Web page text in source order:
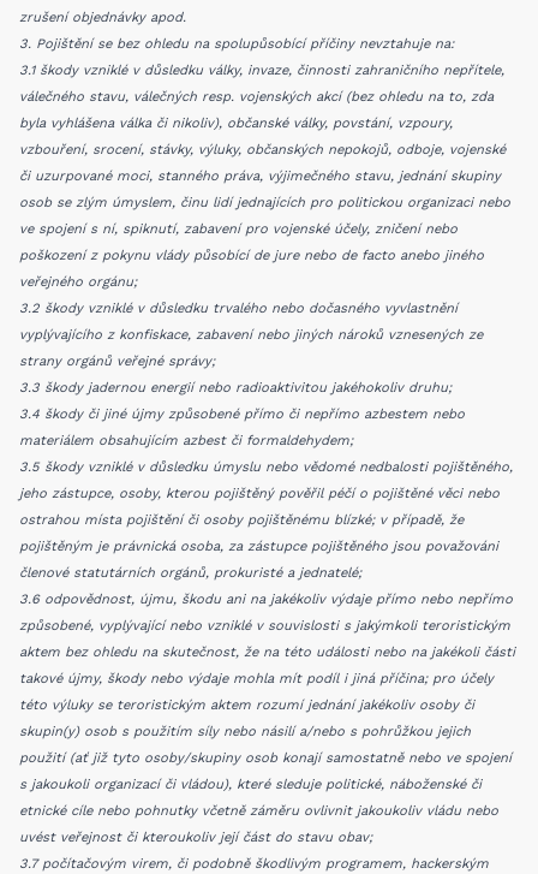
zrušení objednávky apod.
3. Pojištění se bez ohledu na spolupůsobící příčiny nevztahuje na:
3.1 škody vzniklé v důsledku války, invaze, činnosti zahraničního nepřítele,
válečného stavu, válečných resp. vojenských akcí (bez ohledu na to, zda
byla vyhlášena válka či nikoliv), občanské války, povstání, vzpoury,
vzbouření, srocení, stávky, výluky, občanských nepokojů, odboje, vojenské
či uzurpované moci, stanného práva, výjimečného stavu, jednání skupiny
osob se zlým úmyslem, činu lidí jednajících pro politickou organizaci nebo
ve spojení s ní, spiknutí, zabavení pro vojenské účely, zničení nebo
poškození z pokynu vlády působící de jure nebo de facto anebo jiného
veřejného orgánu;
3.2 škody vzniklé v důsledku trvalého nebo dočasného vyvlastnění
vyplývajícího z konfiskace, zabavení nebo jiných nároků vznesených ze
strany orgánů veřejné správy;
3.3 škody jadernou energií nebo radioaktivitou jakéhokoliv druhu;
3.4 škody či jiné újmy způsobené přímo či nepřímo azbestem nebo
materiálem obsahujícím azbest či formaldehydem;
3.5 škody vzniklé v důsledku úmyslu nebo vědomé nedbalosti pojištěného,
jeho zástupce, osoby, kterou pojištěný pověřil péčí o pojištěné věci nebo
ostrahou místa pojištění či osoby pojištěnému blízké; v případě, že
pojištěným je právnická osoba, za zástupce pojištěného jsou považováni
členové statutárních orgánů, prokuristé a jednatelé;
3.6 odpovědnost, újmu, škodu ani na jakékoliv výdaje přímo nebo nepřímo
způsobené, vyplývající nebo vzniklé v souvislosti s jakýmkoli teroristickým
aktem bez ohledu na skutečnost, že na této události nebo na jakékoli části
takové újmy, škody nebo výdaje mohla mít podíl i jiná příčina; pro účely
této výluky se teroristickým aktem rozumí jednání jakékoliv osoby či
skupin(y) osob s použitím síly nebo násilí a/nebo s pohrůžkou jejich
použití (ať již tyto osoby/skupiny osob konají samostatně nebo ve spojení
s jakoukoli organizací či vládou), které sleduje politické, náboženské či
etnické cíle nebo pohnutky včetně záměru ovlivnit jakoukoliv vládu nebo
uvést veřejnost či kteroukoliv její část do stavu obav;
3.7 počítačovým virem, či podobně škodlivým programem, hackerským